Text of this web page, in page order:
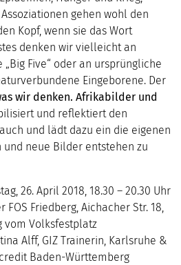
gehen wohl den
Kopf, wenn sie das Wort
denken wir vielleicht an
Five“ oder an ursprüngliche
Eingeborene. Der
wir denken. Afrikabilder und
und reflektiert den
und lädt dazu ein die eigenen
neue Bilder entstehen zu
April 2018, 18.30 – 20.30 Uhr
Aichacher Str. 18,
vom Volksfestplatz
Alff, GIZ Trainerin, Karlsruhe &
Baden-Württemberg